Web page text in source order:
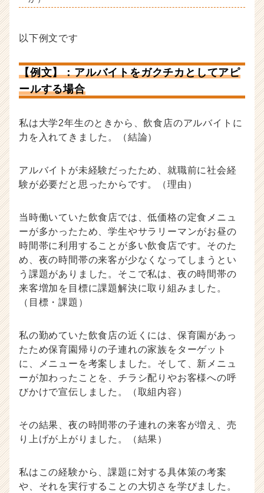
以下例文です
【例文】：アルバイトをガクチカとしてアピ
ールする場合
私は大学2年生のときから、飲食店のアルバイトに
力を入れてきました。（結論）
アルバイトが未経験だったため、就職前に社会経
験が必要だと思ったからです。（理由）
当時働いていた飲食店では、低価格の定食メニュ
ーが多かったため、学生やサラリーマンがお昼の
時間帯に利用することが多い飲食店です。そのた
め、夜の時間帯の来客が少なくなってしまうとい
う課題がありました。そこで私は、夜の時間帯の
来客増加を目標に課題解決に取り組みました。
（目標・課題）
私の勤めていた飲食店の近くには、保育園があっ
たため保育園帰りの子連れの家族をターゲット
に、メニューを考案しました。そして、新メニュ
ーが加わったことを、チラシ配りやお客様への呼
びかけで宣伝しました。（取組内容）
その結果、夜の時間帯の子連れの来客が増え、売
り上げが上がりました。（結果）
私はこの経験から、課題に対する具体策の考案
や、それを実行することの大切さを学びました。